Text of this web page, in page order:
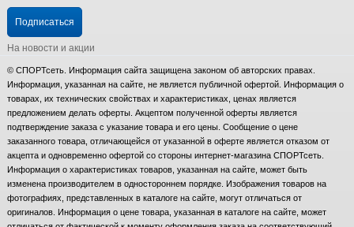
Подписаться
На новости и акции
© СПОРТсеть. Информация сайта защищена законом об авторских правах.
Информация, указанная на сайте, не является публичной офертой. Информация о
товарах, их технических свойствах и характеристиках, ценах является
предложением делать оферты. Акцептом полученной оферты является
подтверждение заказа с указание товара и его цены. Сообщение о цене
заказанного товара, отличающейся от указанной в оферте является отказом от
акцепта и одновременно офертой со стороны интернет-магазина СПОРТсеть.
Информация о характеристиках товаров, указанная на сайте, может быть
изменена производителем в одностороннем порядке. Изображения товаров на
фотографиях, представленных в каталоге на сайте, могут отличаться от
оригиналов. Информация о цене товара, указанная в каталоге на сайте, может